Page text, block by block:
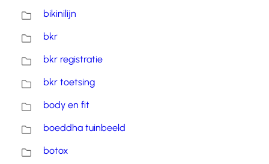
bikinilijn
bkr
bkr registratie
bkr toetsing
body en fit
boeddha tuinbeeld
botox